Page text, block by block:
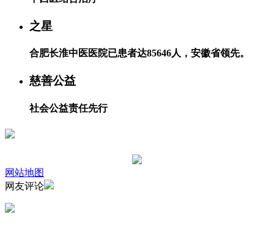
之星
合肥长淮中医医院已患者达85646人，安徽省领先。
慈善公益
社会公益责任先行
网站地图
网友评论